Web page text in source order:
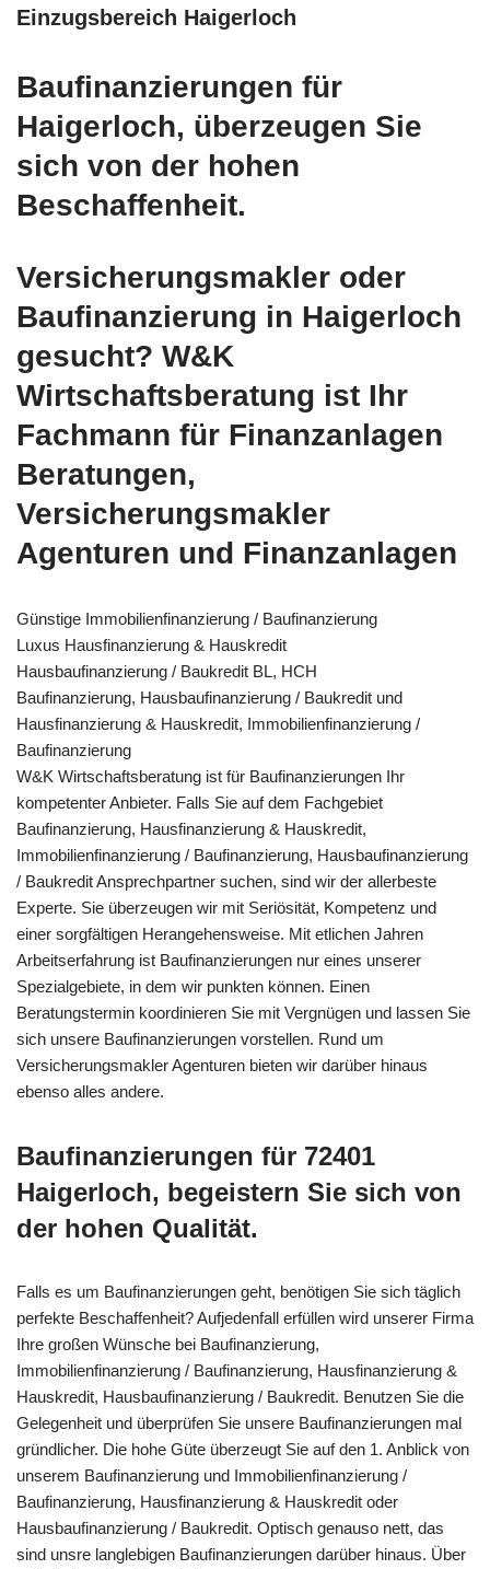
Einzugsbereich Haigerloch
Baufinanzierungen für
Haigerloch, überzeugen Sie
sich von der hohen
Beschaffenheit.
Versicherungsmakler oder
Baufinanzierung in Haigerloch
gesucht? W&K
Wirtschaftsberatung ist Ihr
Fachmann für Finanzanlagen
Beratungen,
Versicherungsmakler
Agenturen und Finanzanlagen
Günstige Immobilienfinanzierung / Baufinanzierung
Luxus Hausfinanzierung & Hauskredit
Hausbaufinanzierung / Baukredit BL, HCH
Baufinanzierung, Hausbaufinanzierung / Baukredit und
Hausfinanzierung & Hauskredit, Immobilienfinanzierung /
Baufinanzierung
W&K Wirtschaftsberatung ist für Baufinanzierungen Ihr
kompetenter Anbieter. Falls Sie auf dem Fachgebiet
Baufinanzierung, Hausfinanzierung & Hauskredit,
Immobilienfinanzierung / Baufinanzierung, Hausbaufinanzierung
/ Baukredit Ansprechpartner suchen, sind wir der allerbeste
Experte. Sie überzeugen wir mit Seriösität, Kompetenz und
einer sorgfältigen Herangehensweise. Mit etlichen Jahren
Arbeitserfahrung ist Baufinanzierungen nur eines unserer
Spezialgebiete, in dem wir punkten können. Einen
Beratungstermin koordinieren Sie mit Vergnügen und lassen Sie
sich unsere Baufinanzierungen vorstellen. Rund um
Versicherungsmakler Agenturen bieten wir darüber hinaus
ebenso alles andere.
Baufinanzierungen für 72401
Haigerloch, begeistern Sie sich von
der hohen Qualität.
Falls es um Baufinanzierungen geht, benötigen Sie sich täglich
perfekte Beschaffenheit? Aufjedenfall erfüllen wird unserer Firma
Ihre großen Wünsche bei Baufinanzierung,
Immobilienfinanzierung / Baufinanzierung, Hausfinanzierung &
Hauskredit, Hausbaufinanzierung / Baukredit. Benutzen Sie die
Gelegenheit und überprüfen Sie unsere Baufinanzierungen mal
gründlicher. Die hohe Güte überzeugt Sie auf den 1. Anblick von
unserem Baufinanzierung und Immobilienfinanzierung /
Baufinanzierung, Hausfinanzierung & Hauskredit oder
Hausbaufinanzierung / Baukredit. Optisch genauso nett, das
sind unsre langlebigen Baufinanzierungen darüber hinaus. Über